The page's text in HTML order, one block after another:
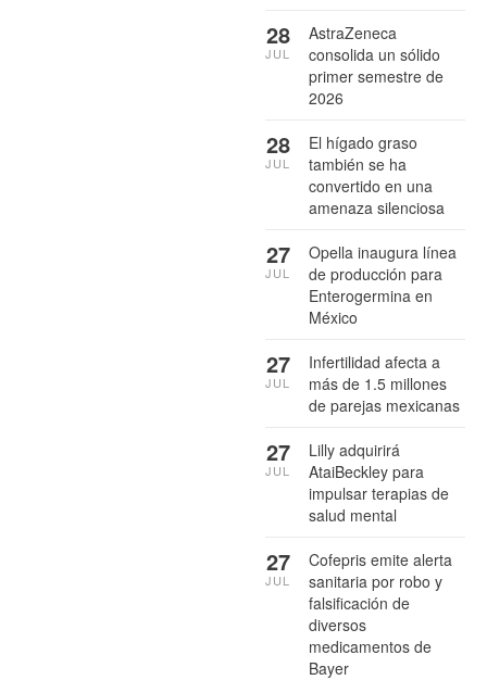
AstraZeneca
consolida un sólido
primer semestre de
2026
28
JUL
El hígado graso
también se ha
convertido en una
amenaza silenciosa
28
JUL
Opella inaugura línea
de producción para
Enterogermina en
México
27
JUL
Infertilidad afecta a
más de 1.5 millones
de parejas mexicanas
27
JUL
Lilly adquirirá
AtaiBeckley para
impulsar terapias de
salud mental
27
JUL
Cofepris emite alerta
sanitaria por robo y
falsificación de
diversos
medicamentos de
Bayer
27
JUL